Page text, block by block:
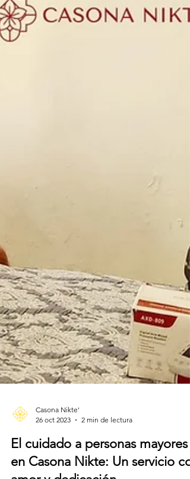
Casona Nikte'
26 oct 2023
2 min de lectura
El cuidado a personas mayores